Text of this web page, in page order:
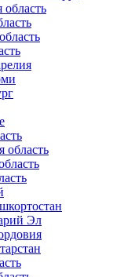
область
область
Эл